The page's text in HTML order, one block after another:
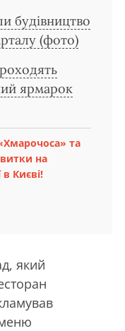
будівництво
(фото)
ярмарок
та
на
в Києві!
який